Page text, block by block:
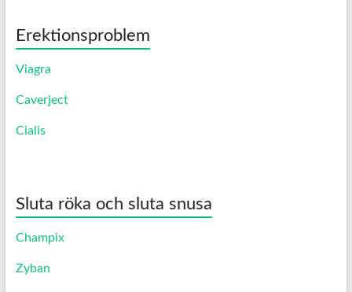
Erektionsproblem
Viagra
Caverject
Cialis
Sluta röka och sluta snusa
Champix
Zyban